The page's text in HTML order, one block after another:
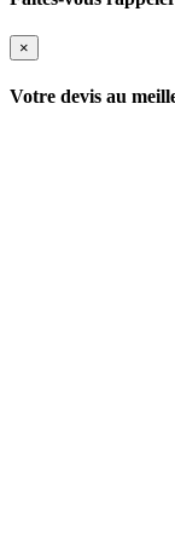
×
Votre devis au